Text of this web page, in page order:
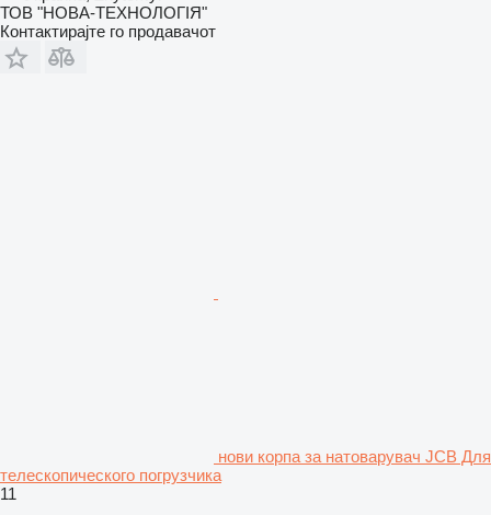
ТОВ "НОВА-ТЕХНОЛОГІЯ"
Контактирајте го продавачот
нови корпа за натоварувач JCB Для
телескопического погрузчика
11